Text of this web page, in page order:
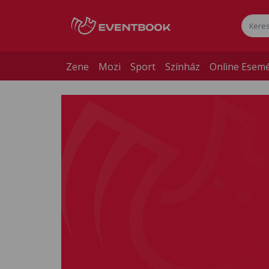
Zene Mozi Sport Színház Online